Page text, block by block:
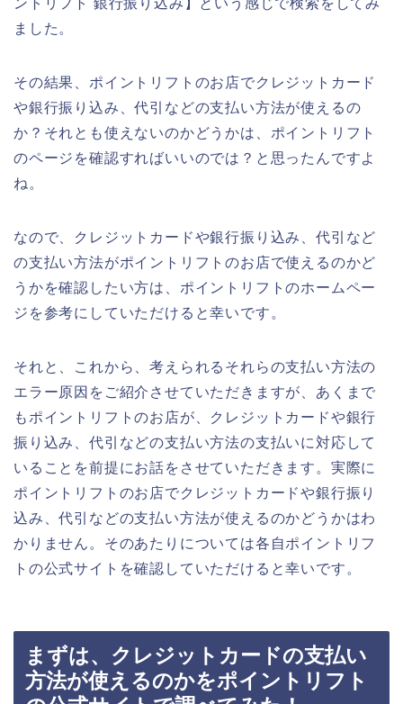
ントリフト 銀行振り込み】という感じで検索をしてみ
ました。
その結果、ポイントリフトのお店でクレジットカード
や銀行振り込み、代引などの支払い方法が使えるの
か？それとも使えないのかどうかは、ポイントリフト
のページを確認すればいいのでは？と思ったんですよ
ね。
なので、クレジットカードや銀行振り込み、代引など
の支払い方法がポイントリフトのお店で使えるのかど
うかを確認したい方は、ポイントリフトのホームペー
ジを参考にしていただけると幸いです。
それと、これから、考えられるそれらの支払い方法の
エラー原因をご紹介させていただきますが、あくまで
もポイントリフトのお店が、クレジットカードや銀行
振り込み、代引などの支払い方法の支払いに対応して
いることを前提にお話をさせていただきます。実際に
ポイントリフトのお店でクレジットカードや銀行振り
込み、代引などの支払い方法が使えるのかどうかはわ
かりません。そのあたりについては各自ポイントリフ
トの公式サイトを確認していただけると幸いです。
まずは、クレジットカードの支払い
方法が使えるのかをポイントリフト